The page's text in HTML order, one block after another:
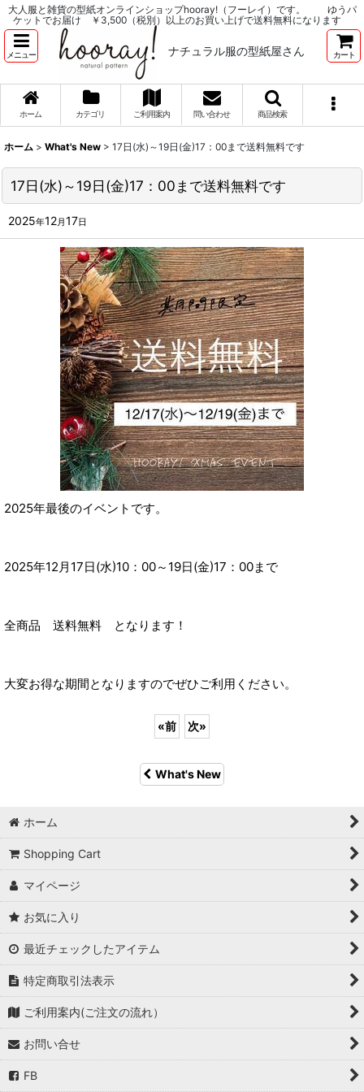
大人服と雑貨の型紙オンラインショップhooray!（フーレイ）です。 ゆうパ
ケットでお届け ￥3,500（税別）以上のお買い上げで送料無料になります
メニュー ナチュラル服の型紙屋さん カート
ホーム カテゴリ ご利用案内 問い合わせ 商品検索
ホーム > What's New > 17日(水)～19日(金)17：00まで送料無料です
17日(水)～19日(金)17：00まで送料無料です
2025年12月17日
2025年最後のイベントです。
2025年12月17日(水)10：00～19日(金)17：00まで
全商品 送料無料 となります！
大変お得な期間となりますのでぜひご利用ください。
«前 次»
What's New
ホーム
Shopping Cart
マイページ
お気に入り
最近チェックしたアイテム
特定商取引法表示
ご利用案内(ご注文の流れ）
お問い合せ
FB